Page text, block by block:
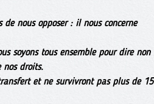
nous opposer : il nous concerne
soyons tous ensemble pour dire non
droits.
et ne survivront pas plus de 15